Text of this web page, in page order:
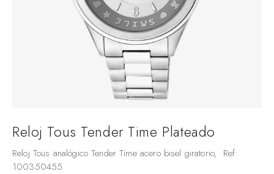
Reloj Tous Tender Time Plateado
Reloj Tous analógico Tender Time acero bisel giratorio, Ref:
100350455